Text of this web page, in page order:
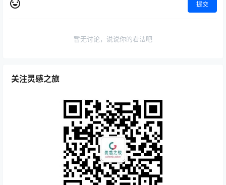
提交
暂无讨论，说说你的看法吧
关注灵感之旅